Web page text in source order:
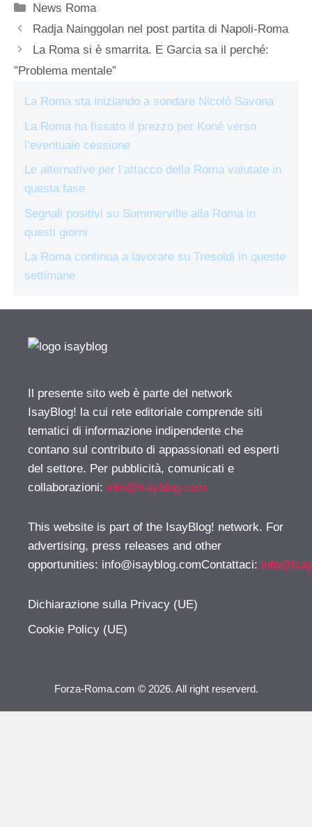
Categorie
News Roma
Radja Nainggolan nel post partita di Napoli-Roma
La Roma si è smarrita. E Garcia sa il perché:
”Problema mentale”
La Roma sta iniziando a sondare Nicolò Savona
La Roma ha fissato il prezzo per Koné verso
l’eventuale cessione
Le alternative per l’attacco della Roma valutate in
questa fase
Segnali positivi su Summerville alla Roma in
questi giorni
La Roma continua a lavorare su Tresoldi in queste
settimane
Il presente sito web è parte del network
IsayBlog! la cui rete editoriale comprende siti
tematici di informazione indipendente che
contano sul contributo di appassionati ed esperti
del settore. Per pubblicità, comunicati e
collaborazioni: info@isayblog.com
This website is part of the IsayBlog! network. For
advertising, press releases and other
opportunities: info@isayblog.comContattaci:
Dichiarazione sulla Privacy (UE)
Cookie Policy (UE)
Forza-Roma.com © 2026. All right reserverd.